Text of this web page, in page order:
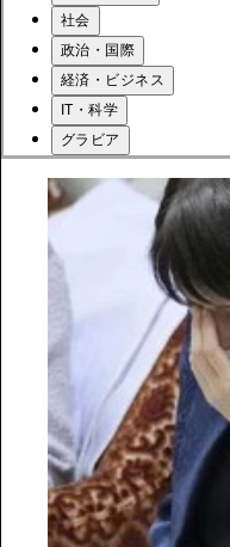
社会
政治・国際
経済・ビジネス
IT・科学
グラビア